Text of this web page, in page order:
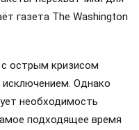
газета The Washington
острым кризисом
исключением. Однако
необходимость
подходящее время